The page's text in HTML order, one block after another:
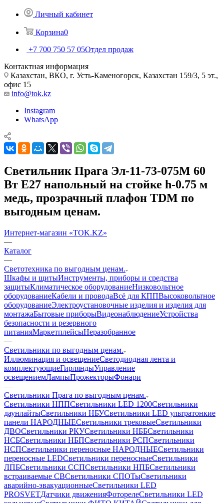
Личный кабинет
Корзина0
+7 700 750 57 05Отдел продаж
Контактная информация
Казахстан, ВКО, г. Усть-Каменогорск, Казахстан 159/3, 5 эт.,
офис 15
info@tok.kz
Instagram
WhatsApp
Светильник Прага Эл-11-73-075М 60
Вт Е27 напольный на стойке h-0.75 м
медь, прозрачный плафон TDM по
выгодным ценам.
Интернет-магазин «TOK.KZ»
—
Каталог
—
Светотехника по выгодным ценам.
Шкафы и щитыИнструменты, приборы и средства
защитыКлиматическое оборудованиеНизковольтное
оборудованиеКабели и проводаВсё для КППВысоковольтное
оборудованиеЭлектроустановочные изделия и изделия для
монтажаБытовые приборыВидеонаблюдениеУстройства
безопасности и резервного
питанияМаркетплейсыНеразобранное
—
Светильники по выгодным ценам.
Иллюминация и освещениеСветодиодная лента и
комплектующиеГирляндыУправление
освещениемЛампыПрожекторыФонари
—
Светильники Прага по выгодным ценам.
Светильники НППСветильники LED 1200Светильники
даунлайтыСветильники НБУСветильники LED ультратонкие
панели НАРОДНЫЕСветильники трековыеСветильники
ДВОСветильники РКУСветильники НББСветильники
НСБСветильники НБПСветильники РСПСветильники
НСПСветильники переносные НАРОДНЫЕСветильники
переносные LEDСветильники переносныеСветильники
ЛПБСветильники ССПСветильники НПБСветильники
встраиваемые СВСветильники СПОТыСветильники
аварийно-эвакуационныеСветильники LED
PROSVETДатчики движенияФоторелеСветильники LED